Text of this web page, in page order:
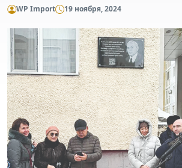
WP Import 19 ноября, 2024